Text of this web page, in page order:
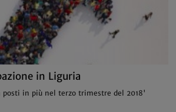
in Liguria
in più nel terzo trimestre del 2018'